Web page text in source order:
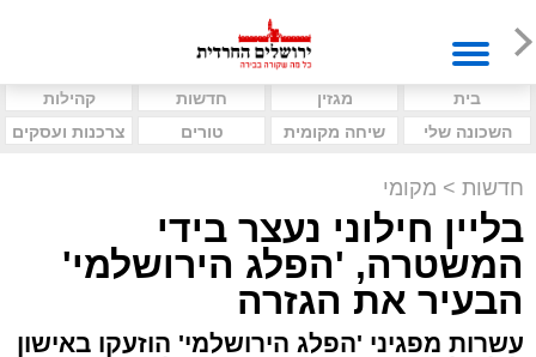
בית מגזין חדשות
קהילות
השכונה שלי
שיחה מקומית טורים צרכנות ועסקים
חדשות > מקומי
בליין חילוני נעצר בידי
המשטרה, 'הפלג הירושלמי'
הבעיר את הגזרה
עשרות מפגיני 'הפלג הירושלמי' הוזעקו באישון